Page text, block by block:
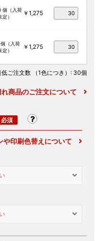
個（入荷
）
￥1,275
（入荷
）
￥1,275
ご注文数 （1色につき） : 30個
れ商品のご注文について
や印刷色替えについて